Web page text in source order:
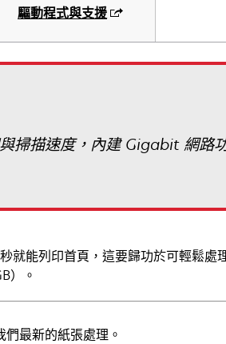
驅動程式與支援
掃描速度，內建 Gigabit 網路
就能列印首頁，這要歸功於可輕鬆
）。
最新的紙張處理。